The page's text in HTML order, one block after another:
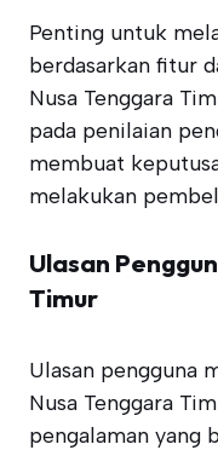
Penting untuk
berdasarkan fitur
Nusa Tenggara
pada penilaian
membuat
melakukan
Ulasan
Timur
Ulasan pengguna
Nusa Tenggara
pengalaman yang